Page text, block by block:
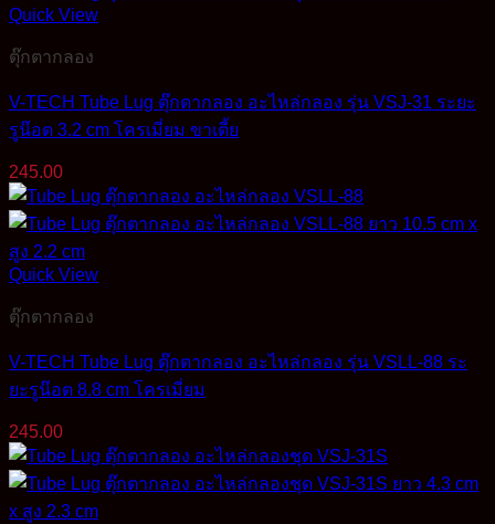
Quick View
ตุ๊กตากลอง
V-TECH Tube Lug ตุ๊กตากลอง อะไหล่กลอง รุ่น VSJ-31 ระยะ
รูน๊อต 3.2 cm โครเมี่ยม ขาเตี้ย
245.00
Quick View
ตุ๊กตากลอง
V-TECH Tube Lug ตุ๊กตากลอง อะไหล่กลอง รุ่น VSLL-88 ระ
ยะรูน๊อต 8.8 cm โครเมี่ยม
245.00